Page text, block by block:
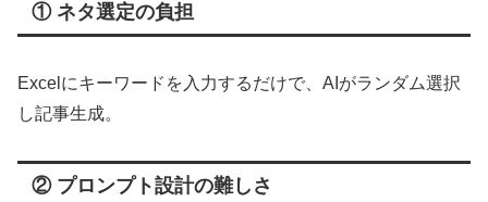
① ネタ選定の負担
Excelにキーワードを入力するだけで、AIがランダム選択
し記事生成。
② プロンプト設計の難しさ